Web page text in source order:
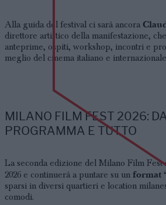
Alla guida del festival ci sarà ancora
direttore artistico della manifestazione,
anteprime, ospiti, workshop, incontri e
meglio del cinema italiano e
MILANO FILM FEST 2026:
PROGRAMMA E TUTTO
La seconda edizione del Milano Film Fest
2026 e continuerà a puntare su un format
sparsi in diversi quartieri e location
comodi.